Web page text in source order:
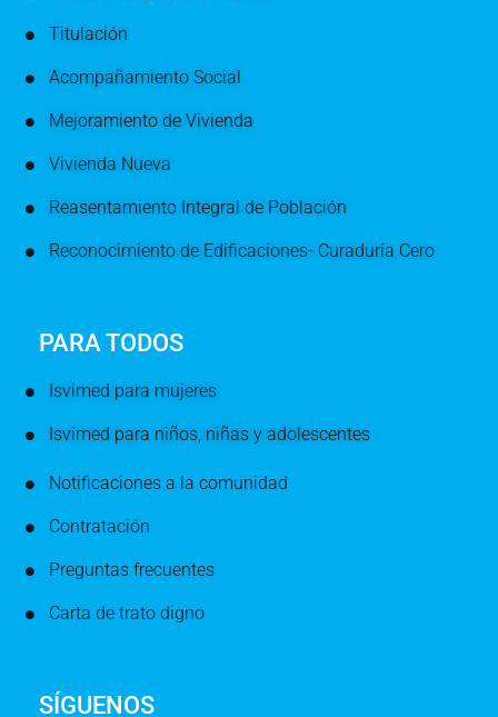
Titulación
Acompañamiento Social
Mejoramiento de Vivienda
Vivienda Nueva
Reasentamiento Integral de Población
Reconocimiento de Edificaciones- Curaduría Cero
PARA TODOS
Isvimed para mujeres
Isvimed para niños, niñas y adolescentes
Notificaciones a la comunidad
Contratación
Preguntas frecuentes
Carta de trato digno
SÍGUENOS